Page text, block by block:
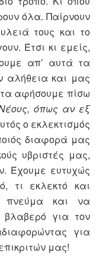
όλα. Παίρνουν
τους και το
Έτσι κι εμείς,
απ’ αυτά τα
αλήθεια και μας
αφήσουμε πίσω
όπως αν εξ
ο εκλεκτισμός
διαφορά μας
υβριστές μας,
Έχουμε ευτυχώς
τι εκλεκτό και
πνεύμα και να
βλαβερό για τον
για
μας!